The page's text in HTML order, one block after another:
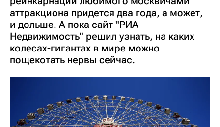
аттракциона придется два года, а может,
и дольше. А пока сайт "РИА
Недвижимость" решил узнать, на каких
колесах-гигантах в мире можно
пощекотать нервы сейчас.